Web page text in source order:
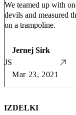
We teamed up with
devils and measured
on a trampoline.
JS
Jernej Sirk
Mar 23, 2021
IZDELKI